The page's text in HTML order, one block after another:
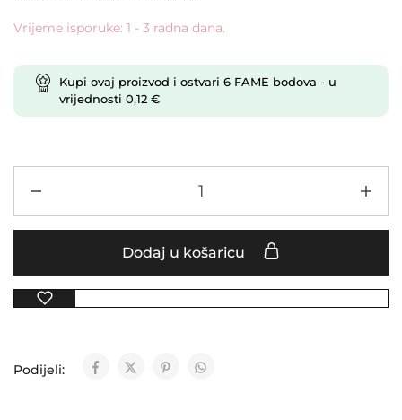
Vrijeme isporuke: 1 - 3 radna dana.
Kupi ovaj proizvod i ostvari 6 FAME bodova - u
vrijednosti 0,12 €
Dodaj u košaricu
Podijeli: